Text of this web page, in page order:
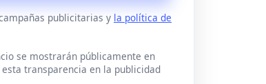
publicitarias y la política de
se mostrarán públicamente en
transparencia en la publicidad